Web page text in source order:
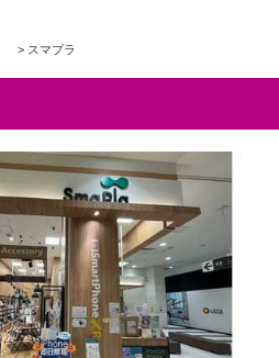
> スマプラ